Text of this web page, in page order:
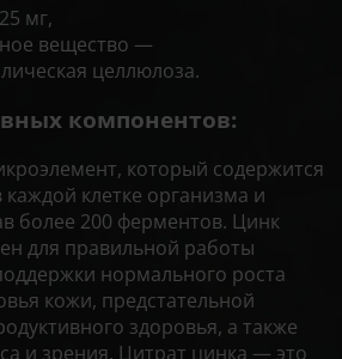
мг,
вещество —
целлюлоза.
компонентов:
который содержится
каждой клетке организма и
более 200 ферментов. Цинк
для правильной работы
нормального роста
кожи, предстательной
здоровья, а также
и зрения. Цитрат цинка — это